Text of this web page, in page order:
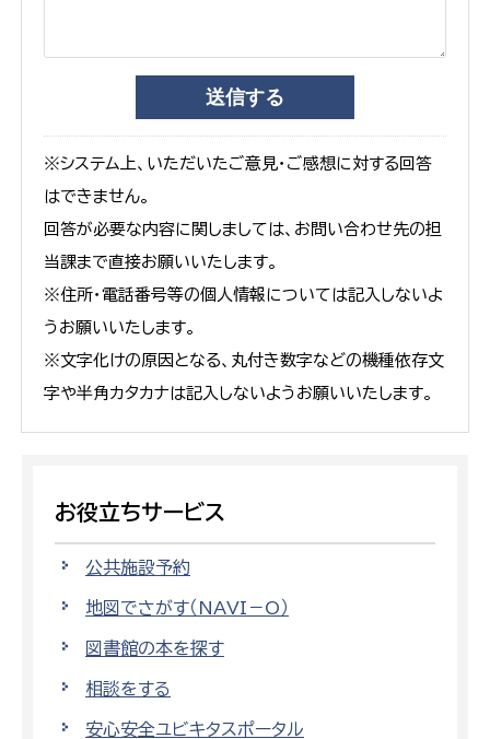
※システム上、いただいたご意見・ご感想に対する回答
はできません。
回答が必要な内容に関しましては、お問い合わせ先の担
当課まで直接お願いいたします。
※住所・電話番号等の個人情報については記入しないよ
うお願いいたします。
※文字化けの原因となる、丸付き数字などの機種依存文
字や半角カタカナは記入しないようお願いいたします。
お役立ちサービス
公共施設予約
地図でさがす（NAVI－O）
図書館の本を探す
相談をする
安心安全ユビキタスポータル